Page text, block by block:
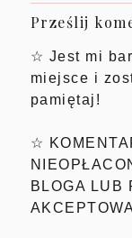
Prześlij
☆ Jest mi
miejsce i
pamiętaj!
☆
BLOGA LUB